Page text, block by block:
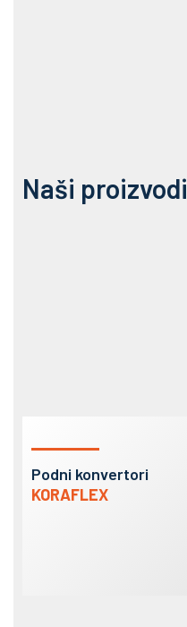
Naši proizvodi
Podni konvertori
KORAFLEX